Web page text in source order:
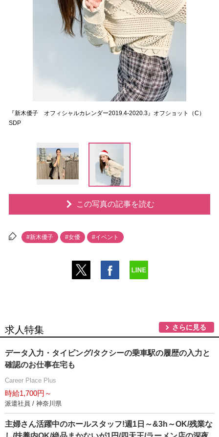
『新木優子 オフィシャルカレンダー2019.4-2020.3』オフショット（C）
SDP
この写真の記事を読む
#新木優子 #女優 #イベント
求人特集 さらに見る
データ入力・タイピング/タクシーの乗車駅の履歴の入力と
確認のお仕事在宅も
Career Place Plus
時給1,700円～
派遣社員 / 神奈川県
主婦さん活躍中のホールスタッフ!週1日～&3h～OK/残業な